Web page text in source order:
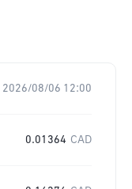
2026/08/06 12:00
0.01364 CAD